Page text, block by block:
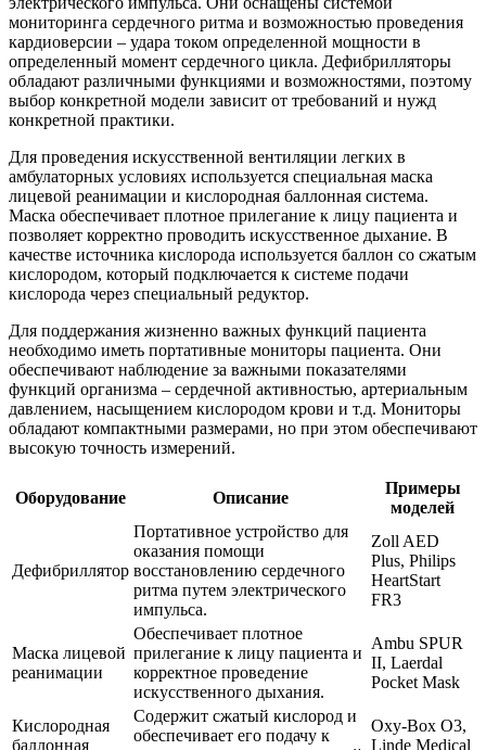
мониторинга сердечного ритма и возможностью проведения
кардиоверсии – удара током определенной мощности в
определенный момент сердечного цикла. Дефибрилляторы
обладают различными функциями и возможностями, поэтому
выбор конкретной модели зависит от требований и нужд
конкретной практики.
Для проведения искусственной вентиляции легких в
амбулаторных условиях используется специальная маска
лицевой реанимации и кислородная баллонная система.
Маска обеспечивает плотное прилегание к лицу пациента и
позволяет корректно проводить искусственное дыхание. В
качестве источника кислорода используется баллон со сжатым
кислородом, который подключается к системе подачи
кислорода через специальный редуктор.
Для поддержания жизненно важных функций пациента
необходимо иметь портативные мониторы пациента. Они
обеспечивают наблюдение за важными показателями
функций организма – сердечной активностью, артериальным
давлением, насыщением кислородом крови и т.д. Мониторы
обладают компактными размерами, но при этом обеспечивают
высокую точность измерений.
Оборудование Описание
Примеры
моделей
Дефибриллятор
Портативное устройство для
оказания помощи
восстановлению сердечного
ритма путем электрического
импульса.
Zoll AED
Plus, Philips
HeartStart
FR3
Маска лицевой
реанимации
Обеспечивает плотное
прилегание к лицу пациента и
корректное проведение
искусственного дыхания.
Ambu SPUR
II, Laerdal
Pocket Mask
Кислородная
баллонная
Содержит сжатый кислород и
обеспечивает его подачу к
Oxy-Box O3,
Linde Medical